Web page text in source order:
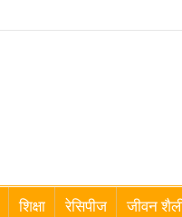
शिक्षा रेसिपीज जीवन